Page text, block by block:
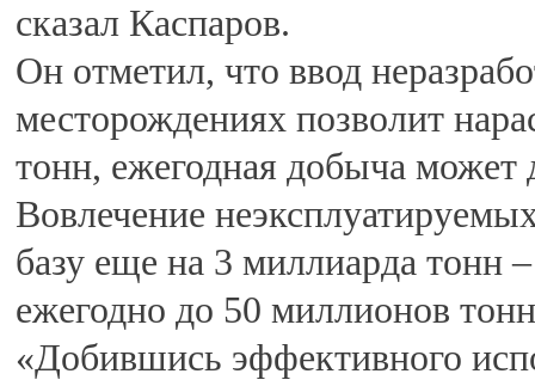
сказал Каспаров.
Он отметил, что ввод
месторождениях позволит
тонн, ежегодная добыча
Вовлечение
базу еще на 3 миллиарда тонн
ежегодно до 50 миллионов
«Добившись эффективного